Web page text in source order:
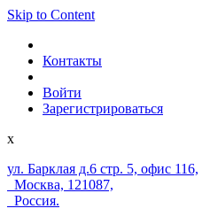
Skip to Content
Контакты
Войти
Зарегистрироваться
x
ул. Барклая д.6 стр. 5, офис 116,
Москва, 121087,
Россия.